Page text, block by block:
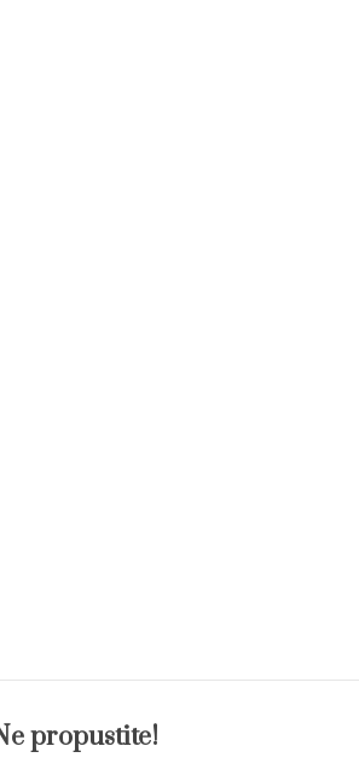
propustite!